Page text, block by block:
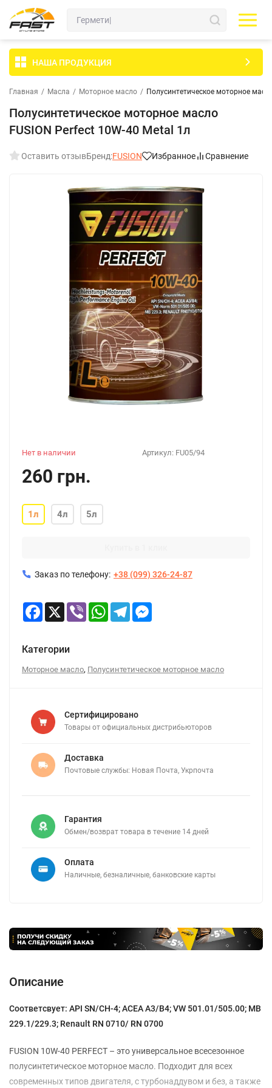
НАША ПРОДУКЦИЯ
Главная / Масла / Моторное масло / Полуcинтетическое моторное
Полуcинтетическое моторное масло
FUSION Perfect 10W-40 Metal 1л
Оставить отзывБренд:FUSION Избранное Сравнение
Артикул: FU05/94
Нет в наличии
260 грн.
1л 4л 5л
Заказ по телефону: +38 (099) 326-24-87
Facebook
X Viber WhatsApp
Telegram
Категории
Моторное масло, Полусинтетическое моторное масло
Сертифицировано
Товары от официальных дистрибьюторов
Доставка
Почтовые службы: Новая Почта, Укрпочта
Гарантия
Обмен/возврат товара в течение 14 дней
Оплата
Наличные, безналичные, банковские карты
Описание
Соответсвует: API SN/CH-4; ACEA A3/B4; VW 501.01/505.00; MB
229.1/229.3; Renault RN 0710/ RN 0700
FUSION 10W-40 PERFECT – это универсальное всесезонное
полусинтетическое моторное масло. Подходит для всех
современных типов двигателя, с турбонаддувом и без, а также